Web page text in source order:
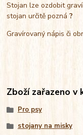
Stojan lze ozdobit
stojan určitě pozná?
Gravírovaný nápis či
Zboží zařazeno v
Pro psy
stojany na misky